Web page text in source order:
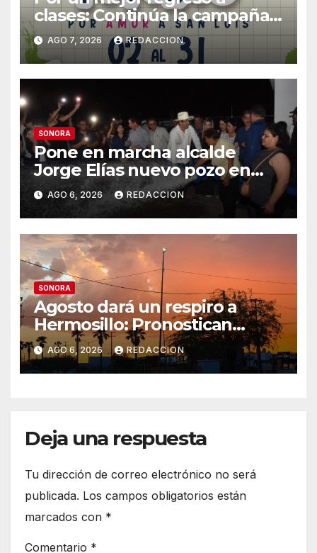
clases: Continúa la campaña
de recolección de útiles
«Coloreando Futuros»
AGO 7, 2026 REDACCION
SONORA
Pone en marcha alcalde
Jorge Elías nuevo pozo en
Tierra Blanca, Tesia:
Suministrará 20 litros por
segundo de agua potable
AGO 6, 2026 REDACCION
SONORA
Agosto dará un respiro a
Hermosillo: Pronostican
semana lluviosa y
temperaturas de hasta 34°C
AGO 6, 2026 REDACCION
Deja una respuesta
Tu dirección de correo electrónico no será
publicada. Los campos obligatorios están
marcados con *
Comentario *